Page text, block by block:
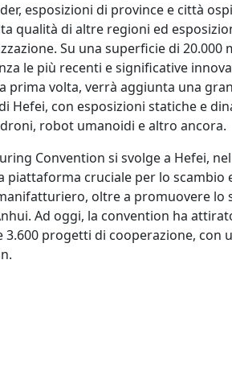
esposizioni di province e città
qualità di altre regioni ed
Su una superficie di 20.000
le più recenti e significative
prima volta, verrà aggiunta una
Hefei, con esposizioni statiche e
robot umanoidi e altro ancora.
Convention si svolge a Hefei,
piattaforma cruciale per lo scambio
oltre a promuovere lo
Ad oggi, la convention ha
progetti di cooperazione, con